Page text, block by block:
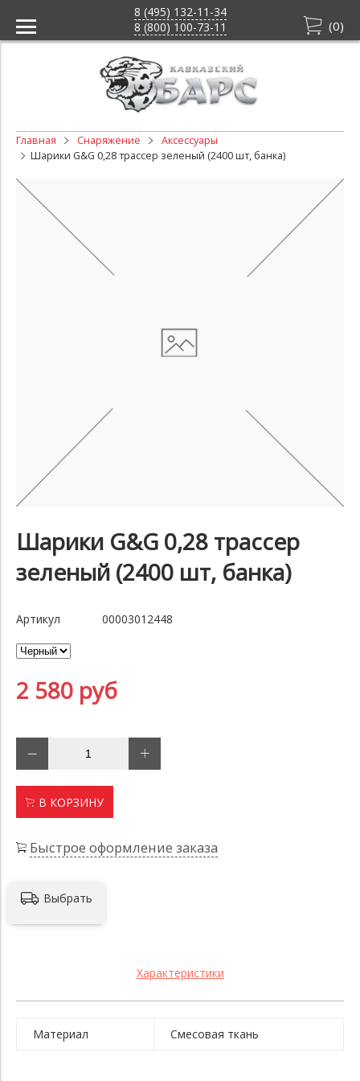
8 (495) 132-11-34
8 (800) 100-73-11
(0)
Главная Снаряжение
Аксессуары
Шарики G&G 0,28 трассер зеленый (2400 шт, банка)
Шарики G&G 0,28 трассер
зеленый (2400 шт, банка)
Артикул 00003012448
2 580 руб
В КОРЗИНУ
Быстрое оформление заказа
Выбрать
Характеристики
Материал Смесовая ткань